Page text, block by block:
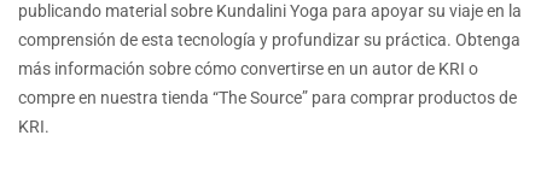
publicando material sobre Kundalini Yoga para apoyar su viaje en la
comprensión de esta tecnología y profundizar su práctica. Obtenga
más información sobre cómo convertirse en un autor de KRI o
compre en nuestra tienda “The Source” para comprar productos de
KRI.